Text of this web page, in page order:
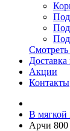
Смотреть
Доставка
Акции
Контакты
В мягкой
Арчи 800